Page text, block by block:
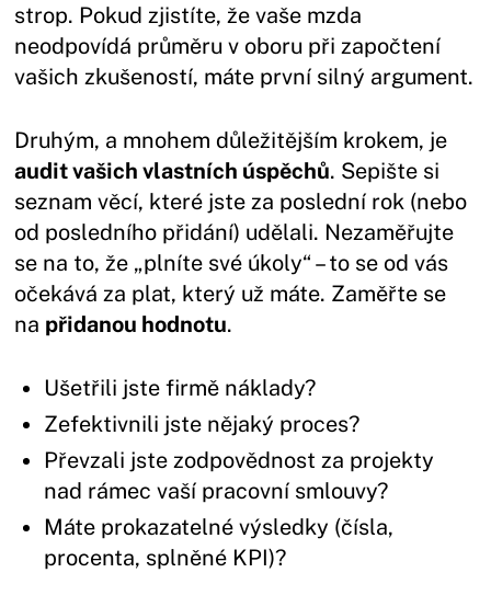
strop. Pokud zjistíte, že vaše mzda
neodpovídá průměru v oboru při započtení
vašich zkušeností, máte první silný argument.
Druhým, a mnohem důležitějším krokem, je
audit vašich vlastních úspěchů. Sepište si
seznam věcí, které jste za poslední rok (nebo
od posledního přidání) udělali. Nezaměřujte
se na to, že „plníte své úkoly“ – to se od vás
očekává za plat, který už máte. Zaměřte se
na přidanou hodnotu.
Ušetřili jste firmě náklady?
Zefektivnili jste nějaký proces?
Převzali jste zodpovědnost za projekty
nad rámec vaší pracovní smlouvy?
Máte prokazatelné výsledky (čísla,
procenta, splněné KPI)?